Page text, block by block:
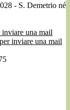
- S. Demetrio né
una mail
inviare una mail